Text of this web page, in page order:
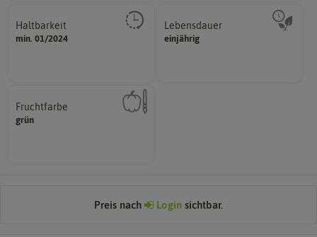
Haltbarkeit
min. 01/2024
und Pflanzgut sehr gut keimen
sollte.
Lebensdauer
einjährig
einjährig, zweijährig oder
mehrjährig.
Fruchtfarbe
grün
sie nach dem Reifungsprozess
hat.
Preis nach Login sichtbar.